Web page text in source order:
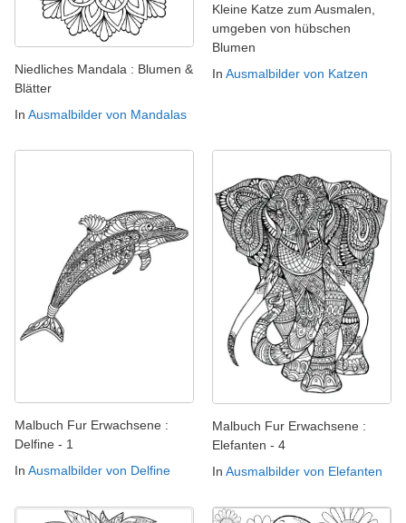
Niedliches Mandala : Blumen &
Blätter
In Ausmalbilder von Mandalas
Kleine Katze zum Ausmalen,
umgeben von hübschen
Blumen
In Ausmalbilder von Katzen
Malbuch Fur Erwachsene :
Delfine - 1
In Ausmalbilder von Delfine
Malbuch Fur Erwachsene :
Elefanten - 4
In Ausmalbilder von Elefanten